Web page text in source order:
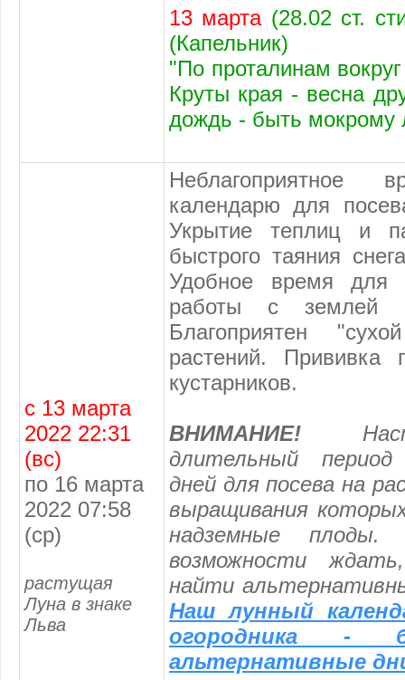
13 марта(28.02 ст.
(Капельник)
"По проталинам
Круты края - весна
дождь - быть мокрому
с 13 марта
2022 22:31
(вс)
по 16 марта
2022 07:58
(ср)
растущая
Луна в знаке
Льва
календарю для
Укрытие теплиц и
быстрого таяния
Удобное время для
работы с землей
Благоприятен
растений. Прививка
кустарников.
ВНИМАНИЕ!
длительный
дней для посева на
выращивания
надземные
возможности
найти
Наш лунный
огородника -
альтернативные